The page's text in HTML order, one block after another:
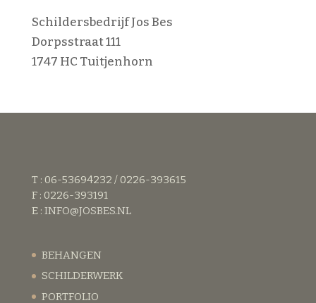
Schildersbedrijf Jos Bes
Dorpsstraat 111
1747 HC Tuitjenhorn
T : 06-53694232 / 0226-393615
F : 0226-393191
E : INFO@JOSBES.NL
BEHANGEN
SCHILDERWERK
PORTFOLIO